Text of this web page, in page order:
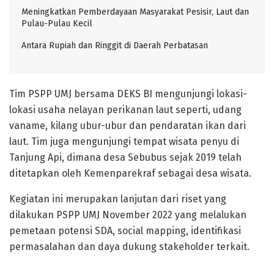
Meningkatkan Pemberdayaan Masyarakat Pesisir, Laut dan
Pulau-Pulau Kecil
Antara Rupiah dan Ringgit di Daerah Perbatasan
Tim PSPP UMJ bersama DEKS BI mengunjungi lokasi-
lokasi usaha nelayan perikanan laut seperti, udang
vaname, kilang ubur-ubur dan pendaratan ikan dari
laut. Tim juga mengunjungi tempat wisata penyu di
Tanjung Api, dimana desa Sebubus sejak 2019 telah
ditetapkan oleh Kemenparekraf sebagai desa wisata.
Kegiatan ini merupakan lanjutan dari riset yang
dilakukan PSPP UMJ November 2022 yang melalukan
pemetaan potensi SDA, social mapping, identifikasi
permasalahan dan daya dukung stakeholder terkait.